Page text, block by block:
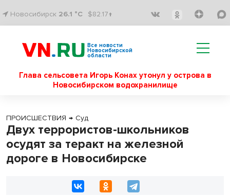
Новосибирск 26.1 °C $82.17↑
Все новости
Новосибирской
области
Глава сельсовета Игорь Конах утонул у острова в
Новосибирском водохранилище
ПРОИСШЕСТВИЯ → Суд
Двух террористов-школьников
осудят за теракт на железной
дороге в Новосибирске